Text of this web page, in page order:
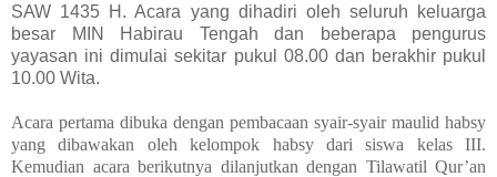
SAW 1435 H. Acara yang dihadiri oleh seluruh keluarga
besar MIN Habirau Tengah dan beberapa pengurus
yayasan ini dimulai sekitar pukul 08.00 dan berakhir pukul
10.00 Wita.
Acara pertama dibuka dengan pembacaan syair-syair maulid habsy
yang dibawakan oleh kelompok habsy dari siswa kelas III.
Kemudian acara berikutnya dilanjutkan dengan Tilawatil Qur’an